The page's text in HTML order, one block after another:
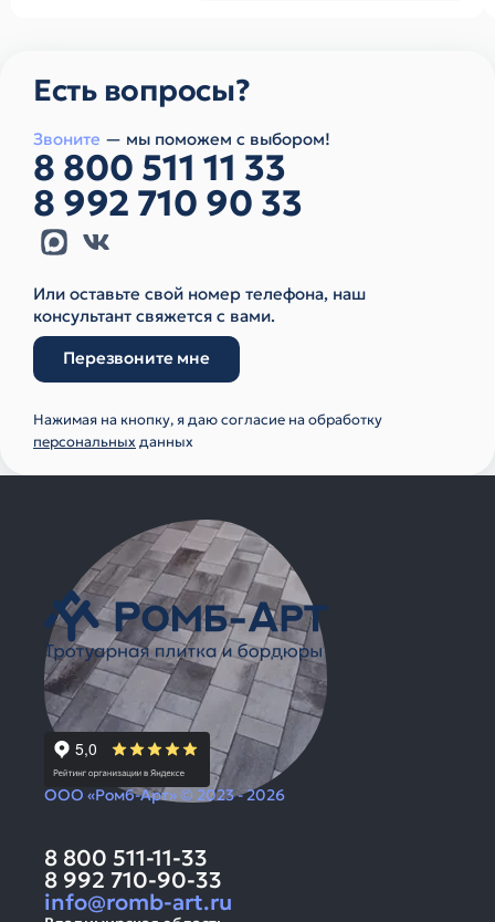
Есть вопросы?
Звоните — мы поможем с выбором!
8 800 511 11 33
8 992 710 90 33
Или оставьте свой номер телефона, наш
консультант свяжется с вами.
Перезвоните мне
Нажимая на кнопку, я даю согласие на обработку
персональныхданных
ООО «Ромб-Арт» © 2023 - 2026
8 800 511-11-33
8 992 710-90-33
info@romb-art.ru